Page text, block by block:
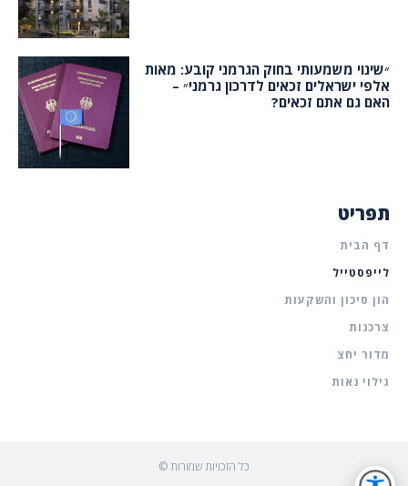
״שינוי משמעותי בחוק הגרמני קובע: מאות
אלפי ישראלים זכאים לדרכון גרמני״ –
האם גם אתם זכאים?
תפריט
דף הבית
לייפסטייל
הון סיכון והשקעות
צרכנות
מדור יחצ
גילוי נאות
© כל הזכויות שמורות